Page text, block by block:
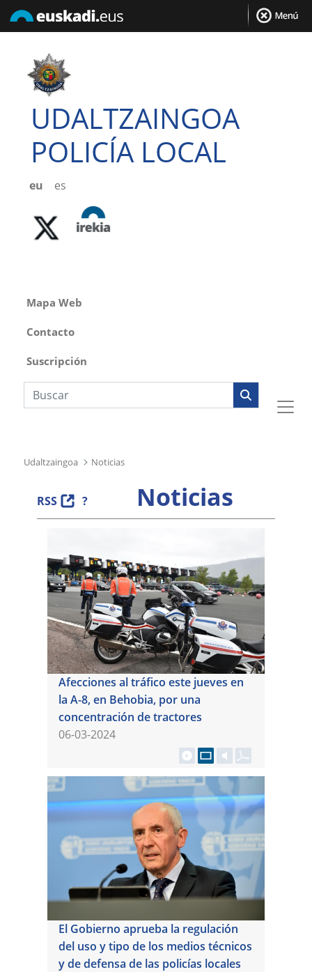
UDALTZAINGOA
POLICÍA LOCAL
eu es
Mapa Web
Contacto
Suscripción
Búsqueda web
Udaltzaingoa Noticias
RSS ? Noticias
Afecciones al tráfico este jueves en
la A-8, en Behobia, por una
concentración de tractores
06-03-2024
El Gobierno aprueba la regulación
del uso y tipo de los medios técnicos
y de defensa de las policías locales